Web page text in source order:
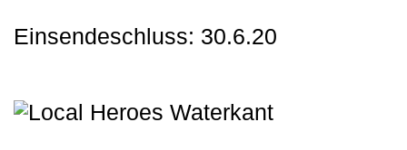
Einsendeschluss: 30.6.20